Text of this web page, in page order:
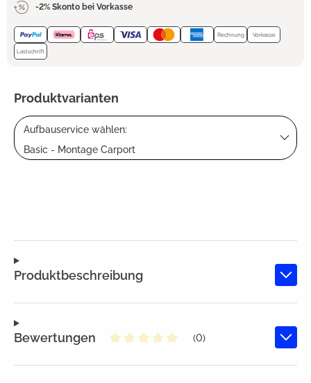
-2% Skonto bei Vorkasse
Rechnung Vorkasse
Lastschrift
Produktvarianten
Aufbauservice wählen:
Basic - Montage Carport
Produktbeschreibung
Bewertungen
(0)